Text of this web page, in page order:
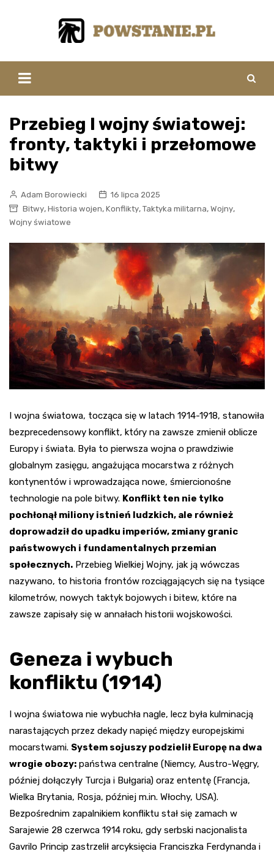
Przebieg I wojny światowej:
fronty, taktyki i przełomowe
bitwy
Adam Borowiecki
16 lipca 2025
Bitwy, Historia wojen, Konflikty, Taktyka militarna, Wojny,
Wojny światowe
I wojna światowa, tocząca się w latach 1914-1918, stanowiła
bezprecedensowy konflikt, który na zawsze zmienił oblicze
Europy i świata. Była to pierwsza wojna o prawdziwie
globalnym zasięgu, angażująca mocarstwa z różnych
kontynentów i wprowadzająca nowe, śmiercionośne
technologie na pole bitwy. Konflikt ten nie tylko
pochłonął miliony istnień ludzkich, ale również
doprowadził do upadku imperiów, zmiany granic
państwowych i fundamentalnych przemian
społecznych. Przebieg Wielkiej Wojny, jak ją wówczas
nazywano, to historia frontów rozciągających się na tysiące
kilometrów, nowych taktyk bojowych i bitew, które na
zawsze zapisały się w annałach historii wojskowości.
Geneza i wybuch
konfliktu (1914)
I wojna światowa nie wybuchła nagle, lecz była kulminacją
narastających przez dekady napięć między europejskimi
mocarstwami. System sojuszy podzielił Europę na dwa
wrogie obozy: państwa centralne (Niemcy, Austro-Węgry,
później dołączyły Turcja i Bułgaria) oraz ententę (Francja,
Wielka Brytania, Rosja, później m.in. Włochy, USA).
Bezpośrednim zapalnikiem konfliktu stał się zamach w
Sarajewie 28 czerwca 1914 roku, gdy serbski nacjonalista
Gavrilo Princip zastrzelił arcyksięcia Franciszka Ferdynanda i